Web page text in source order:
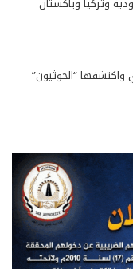
واكتشفها “الحوثيون”